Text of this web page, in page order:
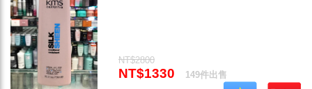
NT$2800
NT$1330 149件出售